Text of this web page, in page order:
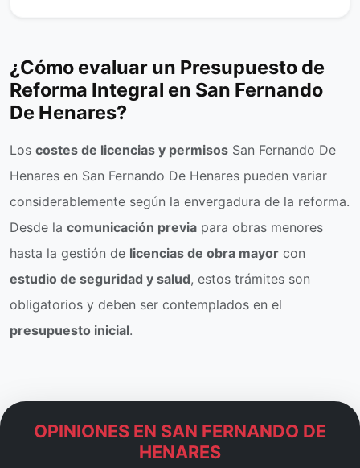
¿Cómo evaluar un Presupuesto de
Reforma Integral en San Fernando
De Henares?
Los costes de licencias y permisos San Fernando De
Henares en San Fernando De Henares pueden variar
considerablemente según la envergadura de la reforma.
Desde la comunicación previa para obras menores
hasta la gestión de licencias de obra mayor con
estudio de seguridad y salud, estos trámites son
obligatorios y deben ser contemplados en el
presupuesto inicial.
OPINIONES EN SAN FERNANDO DE
HENARES